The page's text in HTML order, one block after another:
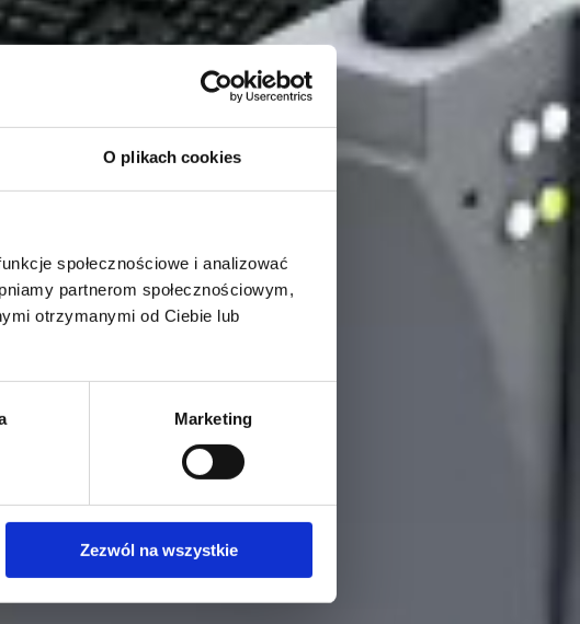
O plikach cookies
społecznościowe i analizować
partnerom społecznościowym,
otrzymanymi od Ciebie lub
Marketing
Zezwól na wszystkie